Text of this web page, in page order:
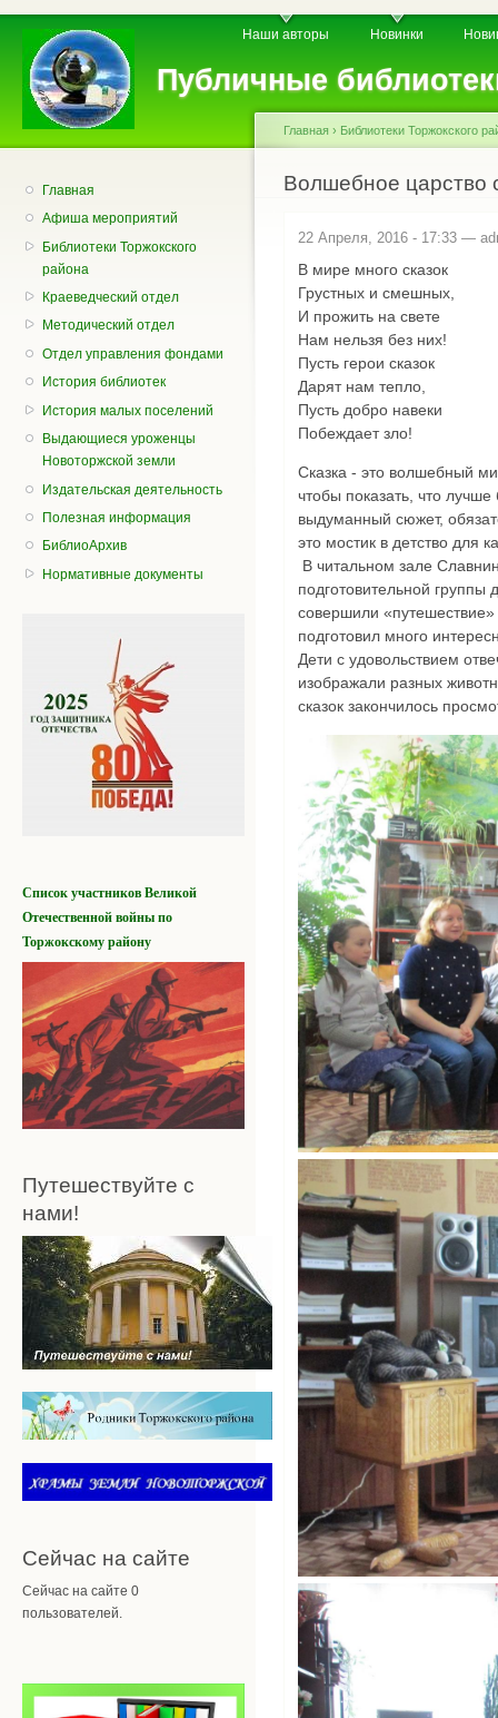
Публичные
Главное меню Наши авторы Новинки
Вторичное меню
Главная
Афиша мероприятий
Библиотеки Торжокского
района
Краеведческий отдел
Методический отдел
Отдел управления фондами
История библиотек
История малых поселений
Выдающиеся уроженцы
Новоторжской земли
Издательская деятельность
Полезная информация
БиблиоАрхив
Нормативные документы
Список участниковВеликой
Отечественной войныпо
Торжокскому району
Путешествуйте с
нами!
Сейчас на сайте
Сейчас на сайте 0
пользователей.
Вы здесь
Главная › Библиотеки Торжокского
Волшебное царство
22 Апреля, 2016 - 17:33 —
В мире много сказок
Грустных и смешных,
И прожить на свете
Нам нельзя без них!
Пусть герои сказок
Дарят нам тепло,
Пусть добро навеки
Побеждает зло!
Сказка - это волшебный
чтобы показать, что
выдуманный сюжет,
это мостик в детство для
В читальном зале
подготовительной группы
совершили
подготовил много
Дети с удовольствием
изображали разных
сказок закончилось